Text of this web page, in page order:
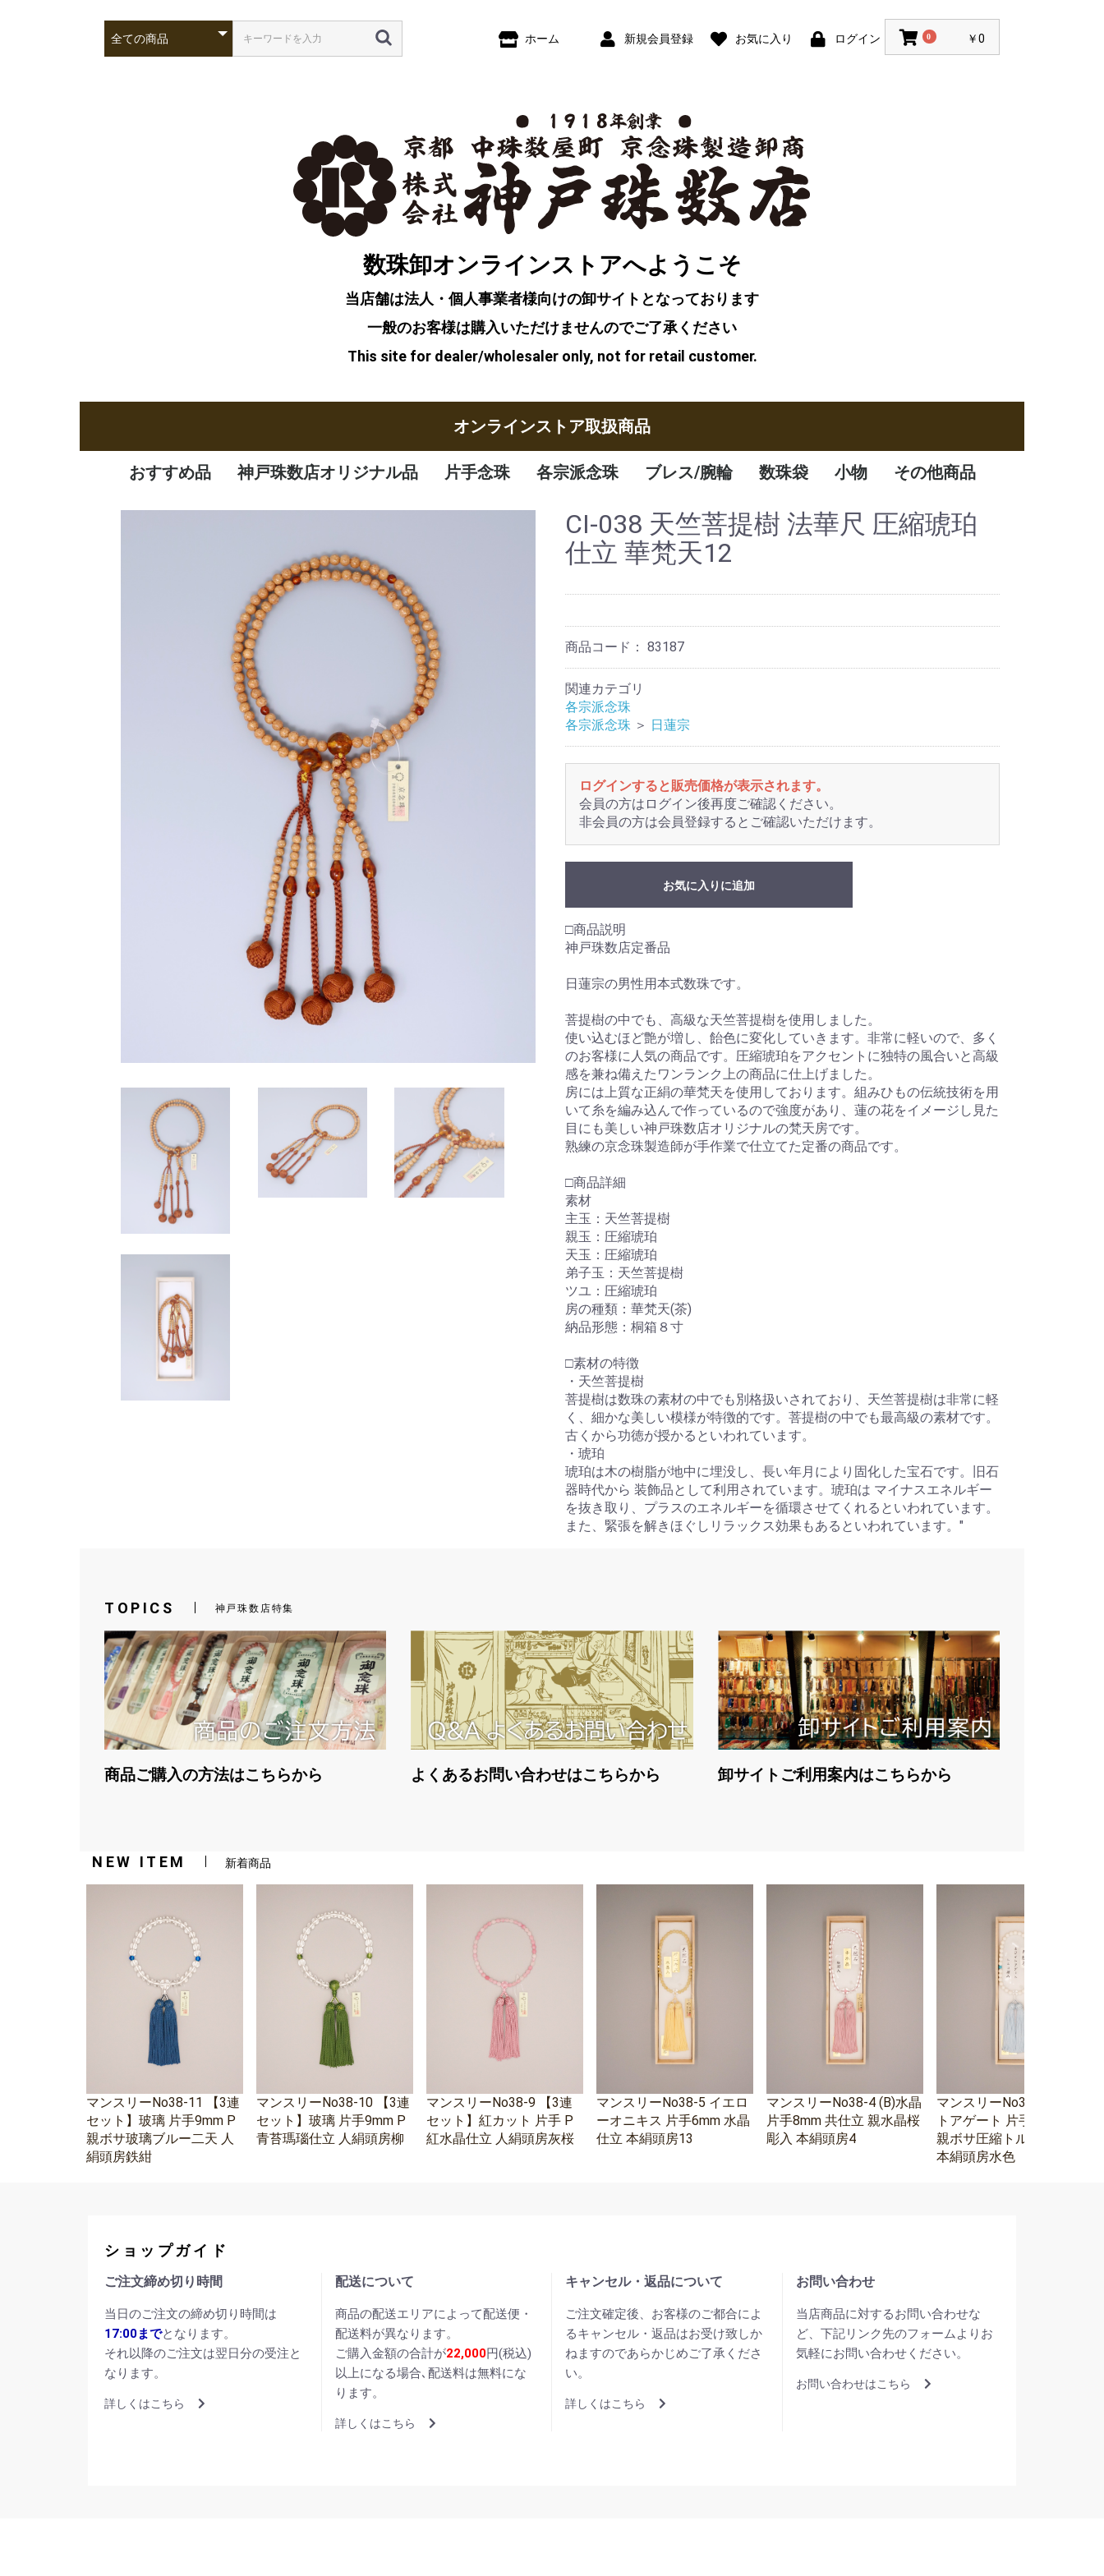
ホーム 新規会員登録 お気に入り ログイン 0 ￥0
数珠卸オンラインストアへようこそ
当店舗は法人・個人事業者様向けの卸サイトとなっております
一般のお客様は購入いただけませんのでご了承ください
This site for dealer/wholesaler only, not for retail customer.
オンラインストア取扱商品
おすすめ品
新商品
定番品
逸品
特価品
神戸珠数店オリジナル品
オリジナル品
一凛
清水焼
片手念珠
女性
男性
子供
各宗派念珠
曹洞宗
臨済宗
天台宗
真言宗
日蓮宗
浄土宗
浄土真宗
ブレス/腕輪
腕輪
ブレスレット
数珠袋
数珠袋
ふくさ
小物
アクセサリー
その他商品
数珠箱
CI-038 天竺菩提樹 法華尺 圧縮琥珀
仕立 華梵天12
商品コード： 83187
関連カテゴリ
各宗派念珠
各宗派念珠 ＞ 日蓮宗
ログインすると販売価格が表示されます。
会員の方はログイン後再度ご確認ください。
非会員の方は会員登録するとご確認いただけます。
カートへ進む
お気に入りに追加
□商品説明
神戸珠数店定番品
日蓮宗の男性用本式数珠です。
菩提樹の中でも、高級な天竺菩提樹を使用しました。
使い込むほど艶が増し、飴色に変化していきます。非常に軽いので、多く
のお客様に人気の商品です。圧縮琥珀をアクセントに独特の風合いと高級
感を兼ね備えたワンランク上の商品に仕上げました。
房には上質な正絹の華梵天を使用しております。組みひもの伝統技術を用
いて糸を編み込んで作っているので強度があり、蓮の花をイメージし見た
目にも美しい神戸珠数店オリジナルの梵天房です。
熟練の京念珠製造師が手作業で仕立てた定番の商品です。
□商品詳細
素材
主玉：天竺菩提樹
親玉：圧縮琥珀
天玉：圧縮琥珀
弟子玉：天竺菩提樹
ツユ：圧縮琥珀
房の種類：華梵天(茶)
納品形態：桐箱８寸
□素材の特徴
・天竺菩提樹
菩提樹は数珠の素材の中でも別格扱いされており、天竺菩提樹は非常に軽
く、細かな美しい模様が特徴的です。菩提樹の中でも最高級の素材です。
古くから功徳が授かるといわれています。
・琥珀
琥珀は木の樹脂が地中に埋没し、長い年月により固化した宝石です。旧石
器時代から 装飾品として利用されています。琥珀は マイナスエネルギー
を抜き取り、プラスのエネルギーを循環させてくれるといわれています。
また、緊張を解きほぐしリラックス効果もあるといわれています。"
TOPICS 神戸珠数店特集
商品ご購入の方法はこちらから よくあるお問い合わせはこちらから 卸サイトご利用案内はこちらから
NEW ITEM 新着商品
マンスリーNo38-11 【3連
セット】玻璃 片手9mm P
親ボサ玻璃ブルー二天 人
絹頭房鉄紺
マンスリーNo38-10 【3連
セット】玻璃 片手9mm P
青苔瑪瑙仕立 人絹頭房柳
マンスリーNo38-9 【3連
セット】紅カット 片手 P
紅水晶仕立 人絹頭房灰桜
マンスリーNo38-5 イエロ
ーオニキス 片手6mm 水晶
仕立 本絹頭房13
マンスリーNo38-4 (B)水晶
片手8mm 共仕立 親水晶桜
彫入 本絹頭房4
マンスリーNo38-3 ホワイ
トアゲート 片手8mm 水晶
親ボサ圧縮トルコ石二天
本絹頭房水色
ショップガイド
ご注文締め切り時間
当日のご注文の締め切り時間は
17:00までとなります。
それ以降のご注文は翌日分の受注と
なります。
詳しくはこちら
配送について
商品の配送エリアによって配送便・
配送料が異なります。
ご購入金額の合計が22,000円(税込)
以上になる場合､配送料は無料にな
ります。
詳しくはこちら
キャンセル・返品について
ご注文確定後、お客様のご都合によ
るキャンセル・返品はお受け致しか
ねますのであらかじめご了承くださ
い。
詳しくはこちら
お問い合わせ
当店商品に対するお問い合わせな
ど、下記リンク先のフォームよりお
気軽にお問い合わせください。
お問い合わせはこちら